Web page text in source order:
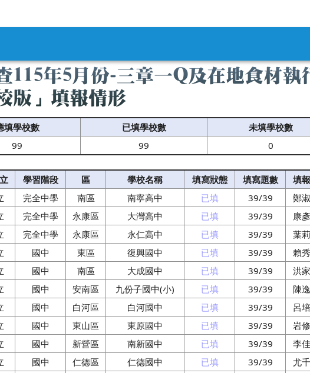
區域
115年5月份-三章一Q及在地食材執
版」填報情形
填學校數 已填學校數 未填學校數
99
99 0
學習階段 區 學校名稱 填寫狀態 填寫題數 填
完全中學 南區 南寧高中 已填 39/39 鄭
完全中學 永康區 大灣高中 已填 39/39 康
完全中學 永康區 永仁高中 已填 39/39 葉
國中 東區 復興國中 已填 39/39 賴
國中 南區 大成國中 已填 39/39 洪
國中 安南區 九份子國中(小) 已填 39/39 陳
國中 白河區 白河國中 已填 39/39 呂
國中 東山區 東原國中 已填 39/39 岩
國中 新營區 南新國中 已填 39/39 李
國中 仁德區 仁德國中 已填 39/39 尤